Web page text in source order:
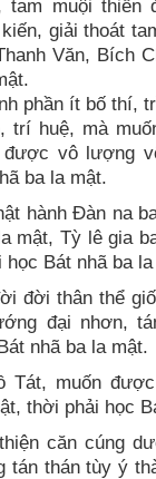
muội thiền
giải thoát
Văn, Bích
phần ít bố thí,
trí huệ, mà
vô lượng
ba la mật.
hành Đàn na
mật, Tỳ lê gia
Bát nhã ba
đời thân thể
đại nhơn,
nhã ba la mật.
Tát, muốn
thời phải học
căn cúng
tán thán tùy ý